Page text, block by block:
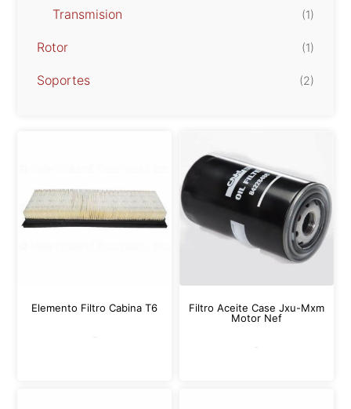
Transmision (1)
Rotor (1)
Soportes (2)
Elemento Filtro Cabina T6
Filtro Aceite Case Jxu-Mxm
Motor Nef